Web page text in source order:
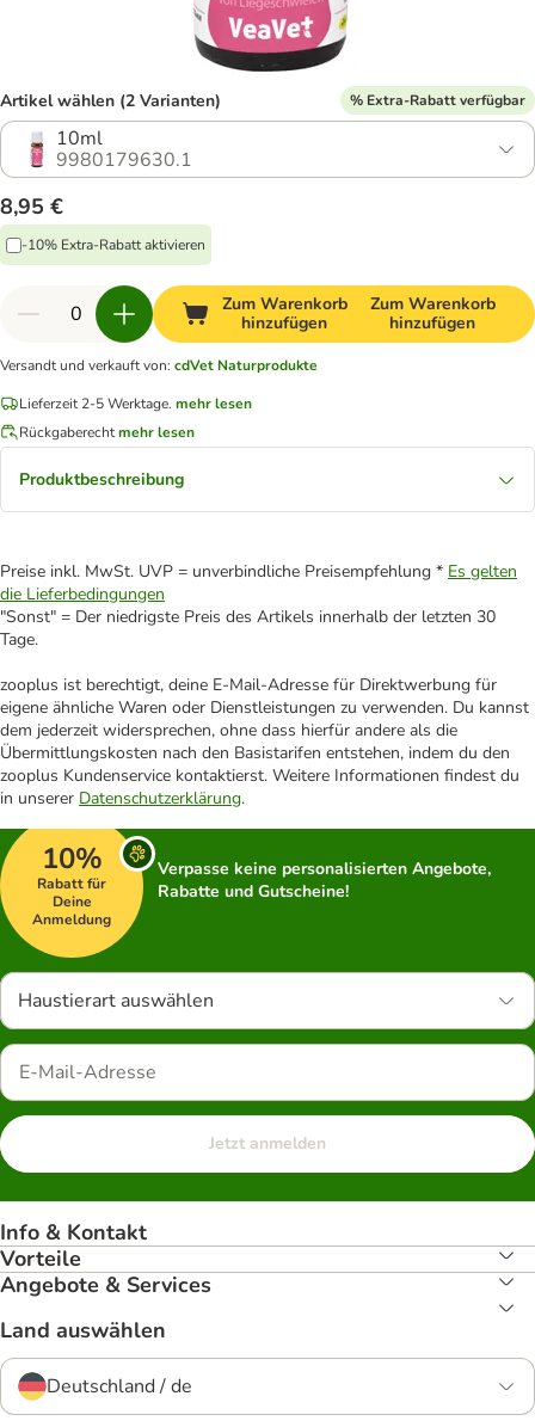
Artikel wählen (2 Varianten) % Extra-Rabatt verfügbar
10ml
9980179630.1
8,95 €
-10% Extra-Rabatt aktivieren
Zum Warenkorb
hinzufügen
Zum Warenkorb
hinzufügen
Versandt und verkauft von: cdVet Naturprodukte
Lieferzeit 2-5 Werktage. mehr lesen
Rückgaberechtmehr lesen
Produktbeschreibung
Preise inkl. MwSt. UVP = unverbindliche Preisempfehlung * Es gelten
die Lieferbedingungen
"Sonst" = Der niedrigste Preis des Artikels innerhalb der letzten 30
Tage.
zooplus ist berechtigt, deine E-Mail-Adresse für Direktwerbung für
eigene ähnliche Waren oder Dienstleistungen zu verwenden. Du kannst
dem jederzeit widersprechen, ohne dass hierfür andere als die
Übermittlungskosten nach den Basistarifen entstehen, indem du den
zooplus Kundenservice kontaktierst. Weitere Informationen findest du
in unserer Datenschutzerklärung.
10%
Rabatt für
Deine
Anmeldung
Verpasse keine personalisierten Angebote,
Rabatte und Gutscheine!
Haustierart auswählen
Jetzt anmelden
Info & Kontakt
Vorteile
Angebote & Services
Land auswählen
Deutschland / de